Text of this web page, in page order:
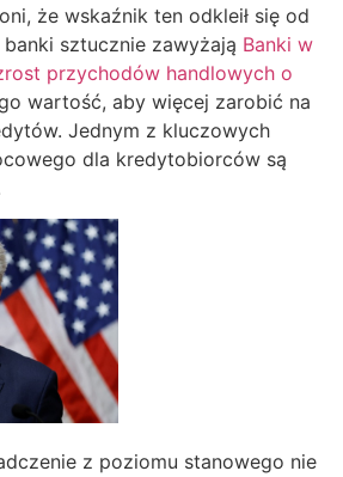
że wskaźnik ten odkleił się od
sztucznie zawyżają Banki w
przychodów handlowych o
wartość, aby więcej zarobić na
Jednym z kluczowych
dla kredytobiorców są
z poziomu stanowego nie